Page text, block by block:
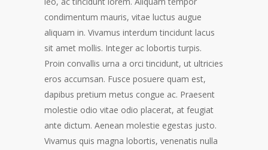
condimentum mauris, vitae luctus augue
aliquam in. Vivamus interdum tincidunt lacus
sit amet mollis. Integer ac lobortis turpis.
Proin convallis urna a orci tincidunt, ut ultricies
eros accumsan. Fusce posuere quam est,
dapibus pretium metus congue ac. Praesent
molestie odio vitae odio placerat, at feugiat
ante dictum. Aenean molestie egestas justo.
Vivamus quis magna lobortis, venenatis nulla